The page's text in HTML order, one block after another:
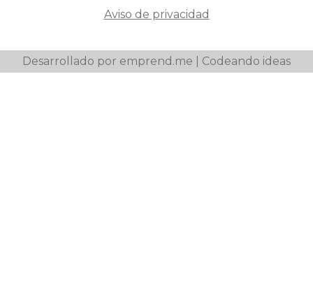
Aviso de privacidad
Desarrollado por emprend.me | Codeando ideas